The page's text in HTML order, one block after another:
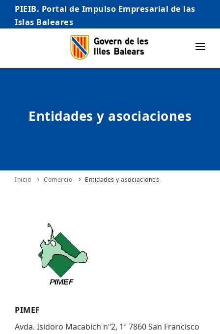
PIEIB. Portal de Impulso Empresarial de las
Islas Baleares
INICIO
AUTÓNOMO/AUTÓNOMA
INTERNACIONALIZACIÓN
Entidades y asociaciones
Inicio Comercio Entidades y asociaciones
PIMEF
Avda. Isidoro Macabich nº2, 1ª 7860 San Francisco